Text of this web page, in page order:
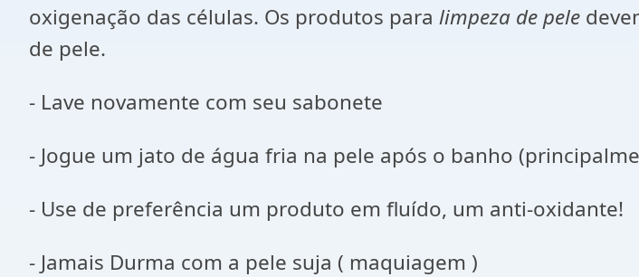
oxigenação das células. Os produtos para limpeza de pele
de pele.
- Lave novamente com seu sabonete
- Jogue um jato de água fria na pele após o banho
- Use de preferência um produto em fluído, um anti-oxidante!
- Jamais Durma com a pele suja ( maquiagem )